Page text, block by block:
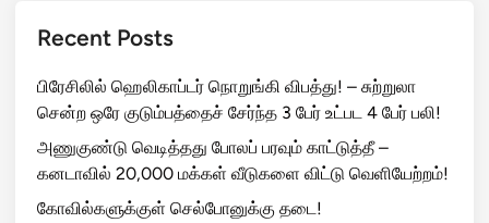
Recent Posts
பிரேசிலில் ஹெலிகாப்டர் நொறுங்கி விபத்து! – சுற்றுலா
சென்ற ஒரே குடும்பத்தைச் சேர்ந்த 3 பேர் உட்பட 4 பேர் பலி!
அணுகுண்டு வெடித்தது போலப் பரவும் காட்டுத்தீ –
கனடாவில் 20,000 மக்கள் வீடுகளை விட்டு வெளியேற்றம்!
கோவில்களுக்குள் செல்போனுக்கு தடை!